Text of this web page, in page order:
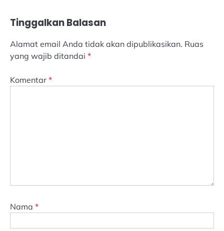
Tinggalkan Balasan
Alamat email Anda tidak akan dipublikasikan. Ruas
yang wajib ditandai *
Komentar *
Nama *